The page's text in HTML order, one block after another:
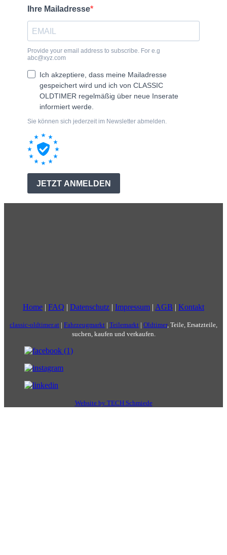
Home | FAQ | Datenschutz | Impressum | AGB | Kontakt
classic-oldtimer.at | Fahrzeugmarkt | Teilemarkt | Oldtimer, Teile, Ersatzteile,
suchen, kaufen und verkaufen.
Website by TECH Schmiede